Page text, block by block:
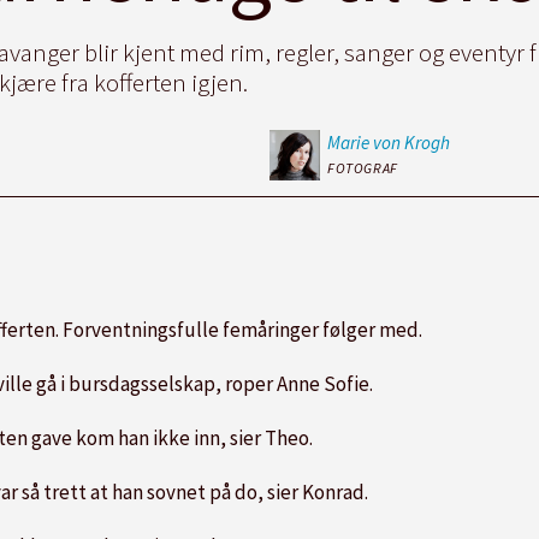
blir kjent med rim, regler, sanger og eventyr
fra kofferten igjen.
Marie von Krogh
FOTOGRAF
Forventningsfulle femåringer følger med.
gå i bursdagsselskap, roper Anne Sofie.
gave kom han ikke inn, sier Theo.
så trett at han sovnet på do, sier Konrad.